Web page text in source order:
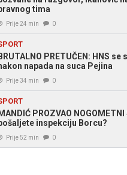
tima
Prije 24 min 0
PRETUČEN: HNS
napada na suca Pejina
Prije 34 min 0
PROZVAO
inspekciju Borcu?
Prije 52 min 0